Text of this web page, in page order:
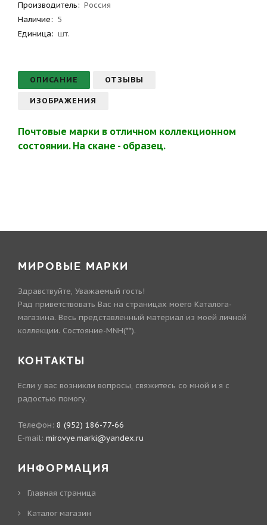
Производитель: Россия
Наличие: 5
Единица: шт.
ОПИСАНИЕ ОТЗЫВЫ
ИЗОБРАЖЕНИЯ
Почтовые марки в отличном коллекционном
состоянии. На скане - образец.
МИРОВЫЕ МАРКИ
Здравствуйте, Уважаемый гость!
Рад приветствовать Вас на страницах моего Каталога-
магазина. Весь представленный материал из моей личной
коллекции. Состояние-MNH(**).
КОНТАКТЫ
Если у вас возникли вопросы, свяжитесь со мной и я с
радостью помогу.
Телефон: 8 (952) 186-77-66
E-mail: mirovye.marki@yandex.ru
ИНФОРМАЦИЯ
Главная страница
Каталог магазин